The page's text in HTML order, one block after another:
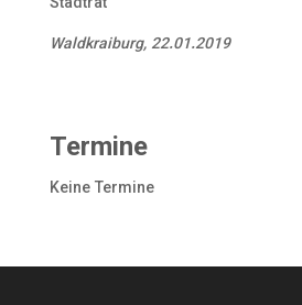
Waldkraiburg, 22.01.2019
Termine
Keine Termine